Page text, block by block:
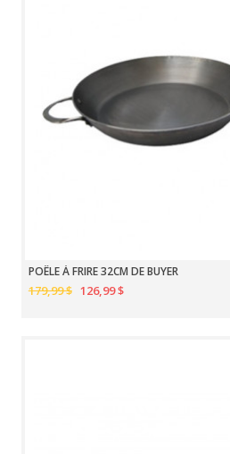
POÊLE À FRIRE 32CM DE BUYER
179,99 $ 126,99 $